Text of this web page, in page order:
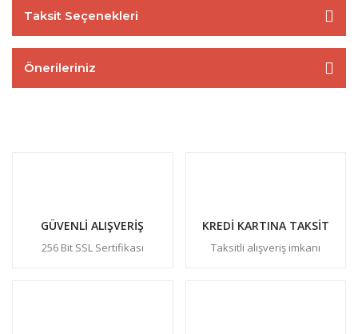
Taksit Seçenekleri
Önerileriniz
GÜVENLİ ALIŞVERİŞ
256 Bit SSL Sertifikası
KREDİ KARTINA TAKSİT
Taksitli alışveriş imkanı